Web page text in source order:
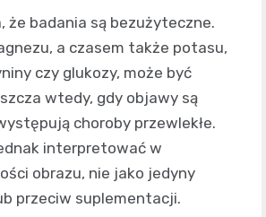
że badania są bezużyteczne.
a czasem także potasu,
czy glukozy, może być
wtedy, gdy objawy są
choroby przewlekłe.
interpretować w
obrazu, nie jako jedyny
przeciw suplementacji.